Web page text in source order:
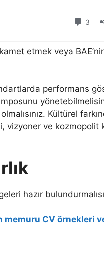
etmek veya
performans
Kültürel
vizyoner ve kozmopolit
hazır
memuru CV örnekleri